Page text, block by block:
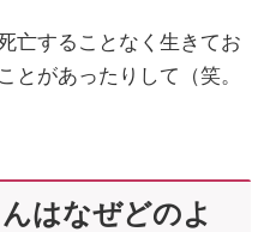
亡することなく生きてお
とがあったりして（笑。
はなぜどのよ